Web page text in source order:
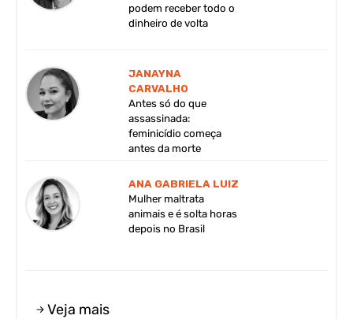
podem receber todo o
dinheiro de volta
JANAYNA
CARVALHO
Antes só do que
assassinada:
feminicídio começa
antes da morte
ANA GABRIELA LUIZ
Mulher maltrata
animais e é solta horas
depois no Brasil
Veja mais